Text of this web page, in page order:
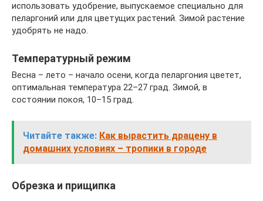
использовать удобрение, выпускаемое специально для
пеларгоний или для цветущих растений. Зимой растение
удобрять не надо.
Температурный режим
Весна – лето – начало осени, когда пеларгония цветет,
оптимальная температура 22–27 град. Зимой, в
состоянии покоя, 10–15 град.
Читайте также: Как вырастить драцену в
домашних условиях – тропики в городе
Обрезка и прищипка